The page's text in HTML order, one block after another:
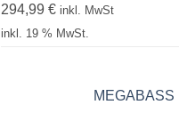
294,99 € inkl. MwSt
inkl. 19 % MwSt.
MEGABASS